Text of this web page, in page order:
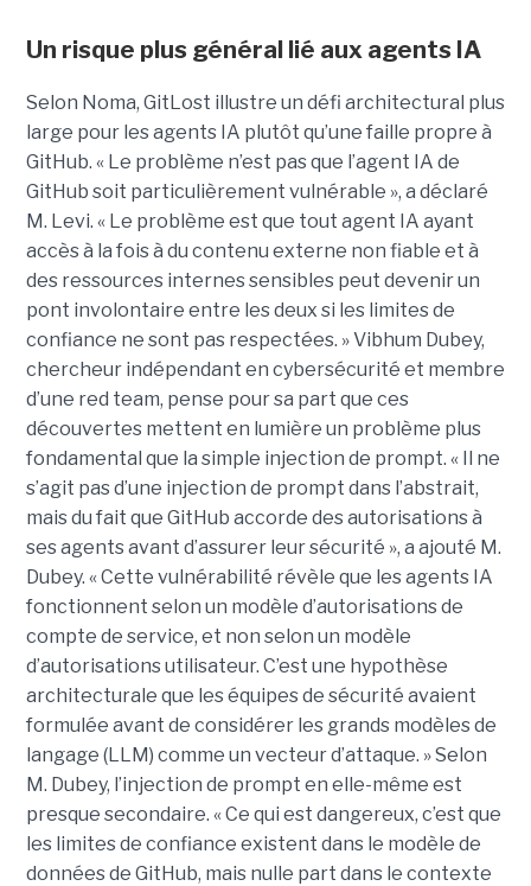
Un risque plus général lié aux agents IA
Selon Noma, GitLost illustre un défi architectural plus
large pour les agents IA plutôt qu’une faille propre à
GitHub. « Le problème n’est pas que l’agent IA de
GitHub soit particulièrement vulnérable », a déclaré
M. Levi. « Le problème est que tout agent IA ayant
accès à la fois à du contenu externe non fiable et à
des ressources internes sensibles peut devenir un
pont involontaire entre les deux si les limites de
confiance ne sont pas respectées. » Vibhum Dubey,
chercheur indépendant en cybersécurité et membre
d’une red team, pense pour sa part que ces
découvertes mettent en lumière un problème plus
fondamental que la simple injection de prompt. « Il ne
s’agit pas d’une injection de prompt dans l’abstrait,
mais du fait que GitHub accorde des autorisations à
ses agents avant d’assurer leur sécurité », a ajouté M.
Dubey. « Cette vulnérabilité révèle que les agents IA
fonctionnent selon un modèle d’autorisations de
compte de service, et non selon un modèle
d’autorisations utilisateur. C’est une hypothèse
architecturale que les équipes de sécurité avaient
formulée avant de considérer les grands modèles de
langage (LLM) comme un vecteur d’attaque. » Selon
M. Dubey, l’injection de prompt en elle-même est
presque secondaire. « Ce qui est dangereux, c’est que
les limites de confiance existent dans le modèle de
données de GitHub, mais nulle part dans le contexte